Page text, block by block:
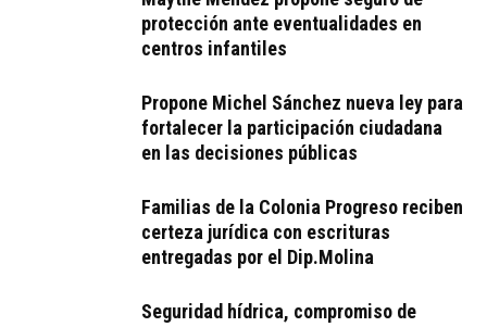
protección ante eventualidades en
centros infantiles
Propone Michel Sánchez nueva ley para
fortalecer la participación ciudadana
en las decisiones públicas
Familias de la Colonia Progreso reciben
certeza jurídica con escrituras
entregadas por el Dip.Molina
Seguridad hídrica, compromiso de